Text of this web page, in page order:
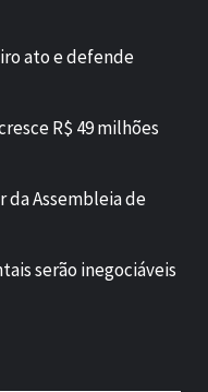
ato e defende
R$ 49 milhões
da Assembleia de
serão inegociáveis